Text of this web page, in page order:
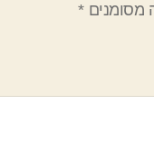
מסומנים*